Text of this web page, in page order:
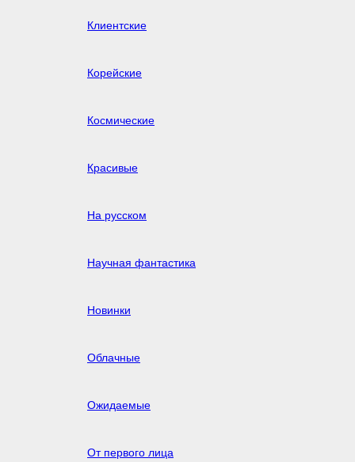
Клиентские
Корейские
Космические
Красивые
На русском
Научная фантастика
Новинки
Облачные
Ожидаемые
От первого лица